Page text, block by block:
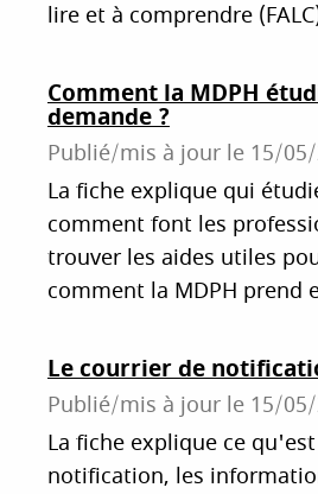
lire et à comprendre
Comment la MDPH
demande ?
Publié/mis à jour le 15/
La fiche explique qui
comment font les
trouver les aides utiles
comment la MDPH prend
Le courrier de
Publié/mis à jour le 15/
La fiche explique ce
notification, les